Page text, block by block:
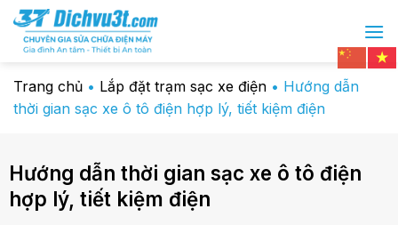
Chuyển
đến
dung
Trang chủ • Lắp đặt trạm sạc xe điện • Hướng dẫn
thời gian sạc xe ô tô điện hợp lý, tiết kiệm điện
Hướng dẫn thời gian sạc xe ô tô điện
hợp lý, tiết kiệm điện